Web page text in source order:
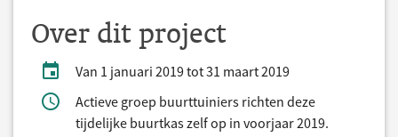
Over dit project
Van 1 januari 2019 tot 31 maart 2019
Actieve groep buurttuiniers richten deze
tijdelijke buurtkas zelf op in voorjaar 2019.